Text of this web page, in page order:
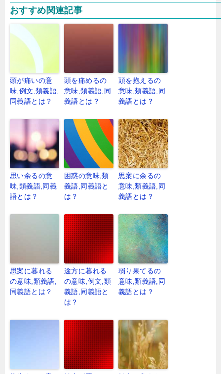
おすすめ関連記事
頭が痛いの意
味,例文,類義語,
同義語とは？
頭を痛めるの
意味,類義語,同
義語とは？
頭を抱えるの
意味,類義語,同
義語とは？
思い余るの意
味,類義語,同義
語とは？
困惑の意味,類
義語,同義語と
は？
思案に余るの
意味,類義語,同
義語とは？
思案に暮れる
の意味,類義語,
同義語とは？
途方に暮れる
の意味,例文,類
義語,同義語と
は？
弱り果てるの
意味,類義語,同
義語とは？